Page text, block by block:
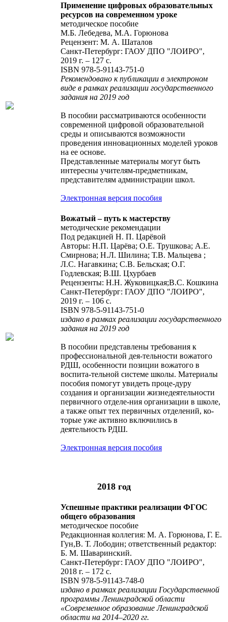
Применение цифровых образовательных
ресурсов на современном уроке
методическое пособие
М.Б. Лебедева, М.А. Горюнова
Рецензент: М. А. Шаталов
Санкт-Петербург: ГАОУ ДПО "ЛОИРО",
2019 г. – 127 с.
ISBN 978-5-91143-751-0
Рекомендовано к публикации в электроном
виде в рамках реализации государственного
задания на 2019 год
В пособии рассматриваются особенности
современной цифровой образовательной
среды и описываются возможности
проведения инновационных моделей уроков
на ее основе.
Представленные материалы могут быть
интересны учителям-предметникам,
представителям администрации школ.
Электронная версия пособия
Вожатый – путь к мастерству
методические рекомендации
Под редакцией Н. П. Царёвой
Авторы: Н.П. Царёва; О.Е. Трушкова; А.Е.
Смирнова; Н.Л. Шилина; Т.В. Мальцева ;
Л.С. Нагавкина; С.В. Бельская; О.Г.
Годлевская; В.Ш. Цхурбаев
Рецензенты: Н.Н. Жуковицкая;В.С. Кошкина
Санкт-Петербург: ГАОУ ДПО "ЛОИРО",
2019 г. – 106 с.
ISBN 978-5-91143-751-0
издано в рамках реализации государственного
задания на 2019 год
В пособии представлены требования к
профессиональной дея-тельности вожатого
РДШ, особенности позиции вожатого в
воспита-тельной системе школы. Материалы
пособия помогут увидеть проце-дуру
создания и организации жизнедеятельности
первичного отделе-ния организации в школе,
а также опыт тех первичных отделений, ко-
торые уже активно включились в
деятельность РДШ.
Электронная версия пособия
2018 год
Успешные практики реализации ФГОС
общего образования
методическое пособие
Редакционная коллегия: М. А. Горюнова, Г. Е.
Гун,В. Т. Лободин; ответственный редактор:
Б. М. Шаваринский.
Санкт-Петербург: ГАОУ ДПО "ЛОИРО",
2018 г. – 172 с.
ISBN 978-5-91143-748-0
издано в рамках реализации Государственной
программы Ленинградской области
«Современное образование Ленинградской
области на 2014–2020 гг.